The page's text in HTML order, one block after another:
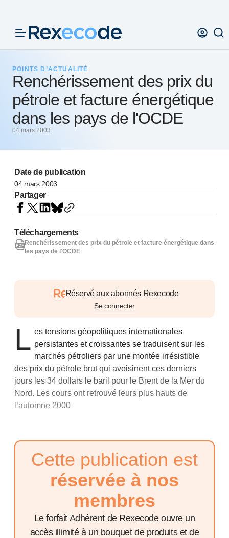
POINTS D’ACTUALITÉ
Renchérissement des prix du
pétrole et facture énergétique
dans les pays de l'OCDE
04 mars 2003
Date de publication
04 mars 2003
Partager
Réservé aux abonnés Rexecode
Se connecter
L es tensions géopolitiques internationales
persistantes et croissantes se traduisent sur les
marchés pétroliers par une montée irrésistible
des prix du pétrole brut qui avoisinent ces derniers
jours les 34 dollars le baril pour le Brent de la Mer du
Nord. Les cours ont retrouvé leurs plus hauts de
l’automne 2000
Cette publication est
réservée à nos
membres
Le forfait Adhérent de Rexecode ouvre un
accès illimité à un bouquet de produits et de
Téléchargements
Renchérissement des prix du pétrole et facture énergétique dans
les pays de l'OCDE